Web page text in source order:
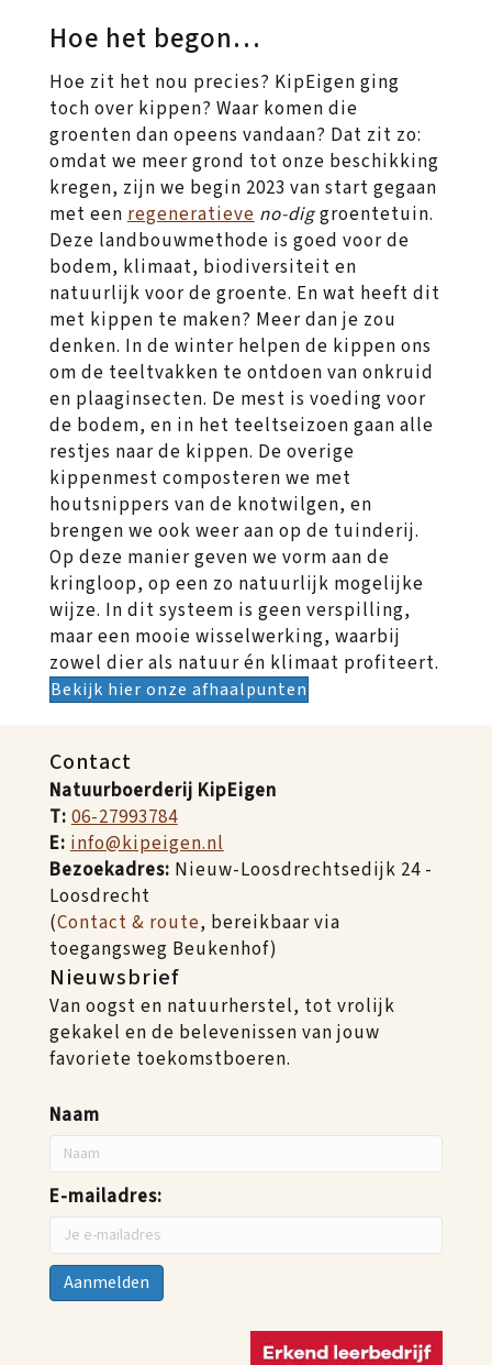
Hoe het begon…
Hoe zit het nou precies? KipEigen ging
toch over kippen? Waar komen die
groenten dan opeens vandaan? Dat zit zo:
omdat we meer grond tot onze beschikking
kregen, zijn we begin 2023 van start gegaan
met eenregeneratieve no-diggroentetuin.
Deze landbouwmethode is goed voor de
bodem, klimaat, biodiversiteit en
natuurlijk voor de groente. En wat heeft dit
met kippen te maken? Meer dan je zou
denken. In de winter helpen de kippen ons
om de teeltvakken te ontdoen van onkruid
en plaaginsecten. De mest is voeding voor
de bodem, en in het teeltseizoen gaan alle
restjes naar de kippen. De overige
kippenmest composteren we met
houtsnippers van de knotwilgen, en
brengen we ook weer aan op de tuinderij.
Op deze manier geven we vorm aan de
kringloop, op een zo natuurlijk mogelijke
wijze. In dit systeem is geen verspilling,
maar een mooie wisselwerking, waarbij
zowel dier als natuur én klimaat profiteert.
Bekijk hier onze afhaalpunten
Contact
Natuurboerderij KipEigen
T:06-27993784
E:info@kipeigen.nl
Bezoekadres: Nieuw-Loosdrechtsedijk 24 -
Loosdrecht
(Contact & route, bereikbaar via
toegangsweg Beukenhof)
Nieuwsbrief
Van oogst en natuurherstel, tot vrolijk
gekakel en de belevenissen van jouw
favoriete toekomstboeren.
Naam
E-mailadres: